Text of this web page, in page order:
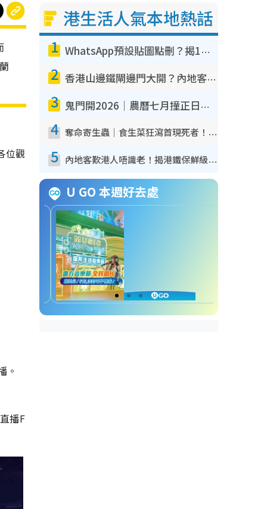
位觀
。
播F
港生活人氣本地熱話
1 WhatsApp預設貼圖點刪？揭1招「反向操作」還原簡潔介面 附3步實測教學
2 香港山邊鐵閘邊門大開？內地客困惑意義何在！網民神回覆：呢種叫法理性防禦
3 鬼門開2026｜農曆七月撞正日全食特別邪？專家警告切忌做一事！揭4大禁忌+2招保平安
4 奪命寄生蟲｜食生菜狂瀉首現死者！疫潮惡化錄1.8萬宗病例 揭洗菜3大謬誤
5 內地客歎港人唔識老！揭港鐵保鮮級冷氣 港人求放過：咪投訴
U GO 本週好去處